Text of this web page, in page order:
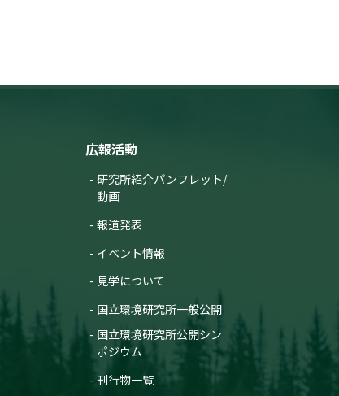
広報活動
研究所紹介パンフレット/
動画
報道発表
イベント情報
見学について
国立環境研究所一般公開
国立環境研究所公開シン
ポジウム
刊行物一覧